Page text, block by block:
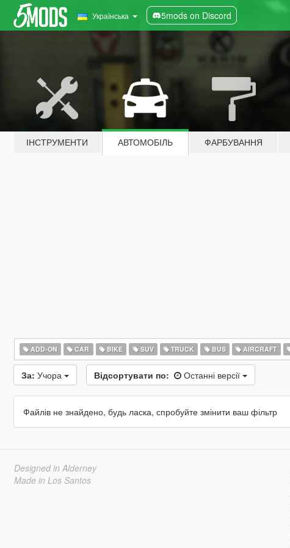
Українська 5mods on Discord
ІНСТРУМЕНТИ АВТОМОБІЛЬ ФАРБУВАННЯ
ADD-ON CAR BIKE SUV TRUCK BUS AIRCRAFT
За: Учора Відсортувати по: Останні версії
Файлів не знайдено, будь ласка, спробуйте змінити ваш фільтр
Designed in Alderney
Made in Los Santos